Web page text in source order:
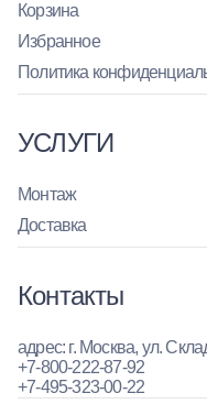
Корзина
Избранное
Политика
УСЛУГИ
Монтаж
Доставка
Контакты
адрес: г. Москва, ул.
+7-800-222-87-92
+7-495-323-00-22